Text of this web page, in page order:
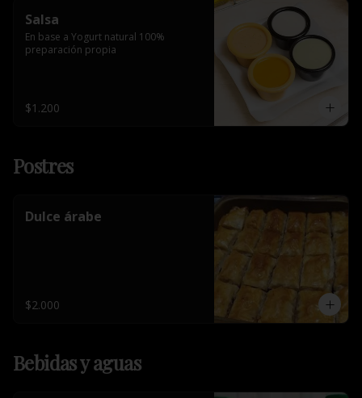
Salsa
En base a Yogurt natural 100%
preparación propia
$1.200
Postres
Dulce árabe
$2.000
Bebidas y aguas